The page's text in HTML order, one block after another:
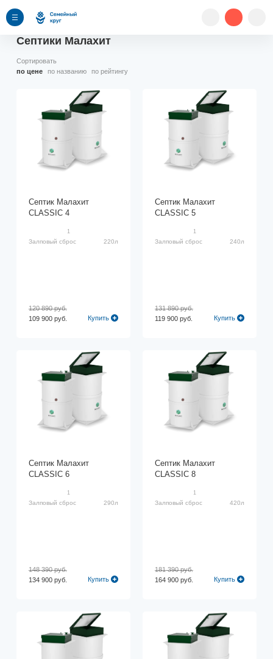
Септики Малахит
Сортировать
по цене
по названию по рейтингу
Септик Малахит
CLASSIC 4
1
Залповый сброс 220л
109 900 руб.
120 890 руб.
Купить
Септик Малахит
CLASSIC 5
1
Залповый сброс 240л
119 900 руб.
131 890 руб.
Купить
Септик Малахит
CLASSIC 6
1
Залповый сброс 290л
134 900 руб.
148 390 руб.
Купить
Септик Малахит
CLASSIC 8
1
Залповый сброс 420л
164 900 руб.
181 390 руб.
Купить